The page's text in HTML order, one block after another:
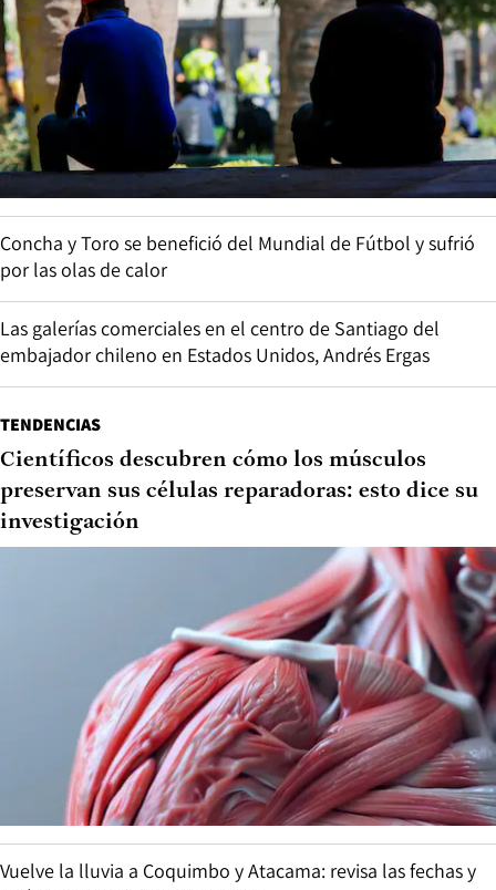
Concha y Toro se benefició del Mundial de Fútbol y sufrió
por las olas de calor
Las galerías comerciales en el centro de Santiago del
embajador chileno en Estados Unidos, Andrés Ergas
TENDENCIAS
Científicos descubren cómo los músculos
preservan sus células reparadoras: esto dice su
investigación
Vuelve la lluvia a Coquimbo y Atacama: revisa las fechas y